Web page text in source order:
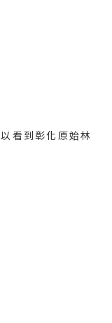
看到彰化原始林